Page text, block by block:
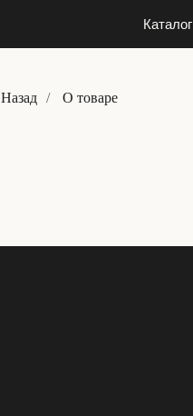
Каталог
Каталог
Назад / О товаре